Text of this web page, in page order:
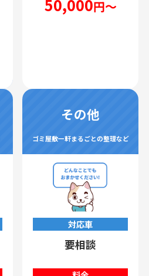
50,000円～
その他
ゴミ屋敷一軒まるごとの整理など
対応車
要相談